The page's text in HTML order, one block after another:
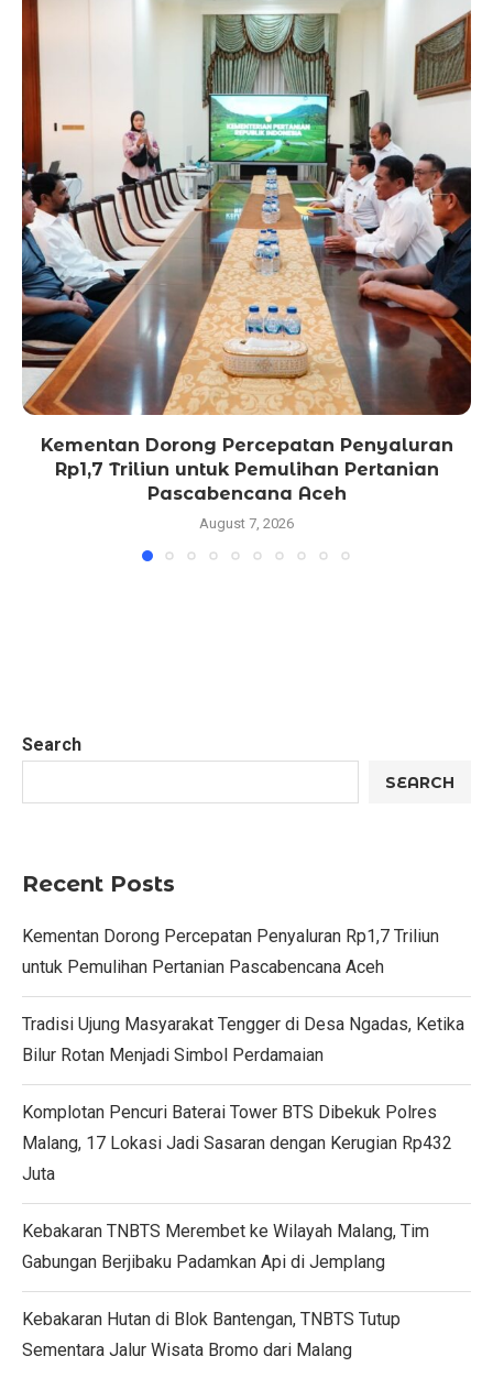
Kementan Dorong Percepatan Penyaluran
Rp1,7 Triliun untuk Pemulihan Pertanian
Pascabencana Aceh
August 7, 2026
Search
SEARCH
Recent Posts
Kementan Dorong Percepatan Penyaluran Rp1,7 Triliun
untuk Pemulihan Pertanian Pascabencana Aceh
Tradisi Ujung Masyarakat Tengger di Desa Ngadas, Ketika
Bilur Rotan Menjadi Simbol Perdamaian
Komplotan Pencuri Baterai Tower BTS Dibekuk Polres
Malang, 17 Lokasi Jadi Sasaran dengan Kerugian Rp432
Juta
Kebakaran TNBTS Merembet ke Wilayah Malang, Tim
Gabungan Berjibaku Padamkan Api di Jemplang
Kebakaran Hutan di Blok Bantengan, TNBTS Tutup
Sementara Jalur Wisata Bromo dari Malang